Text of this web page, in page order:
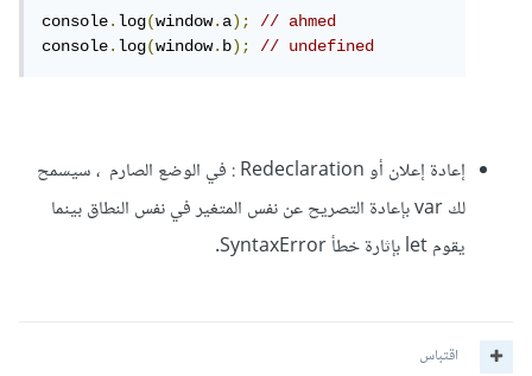
console.log(window.a);
// ahmed
console.log(window.b); // undefined
إعادة إعلان أو Redeclaration : في الوضع الصارم ، سيسمح
لك var بإعادة التصريح عن نفس المتغير في نفس النطاق بينما
يقوم let بإثارة خطأ SyntaxError.
اقتباس